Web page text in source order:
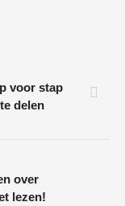
voor stap
delen
over
lezen!